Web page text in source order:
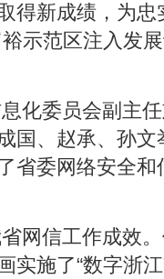
得新成绩，为忠
示范区注入发
化委员会副主
国、赵承、孙
省委网络安全
网信工作成效
实施了“数字浙